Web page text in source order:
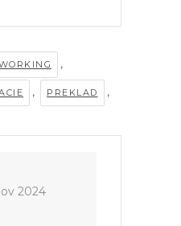
,
, PREKLAD ,
2024